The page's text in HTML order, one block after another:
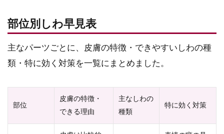
部位別しわ早見表
主なパーツごとに、皮膚の特徴・できやすいしわの種
類・特に効く対策を一覧にまとめました。
部位
皮膚の特徴・
できる理由
主なしわの
種類
特に効く対策